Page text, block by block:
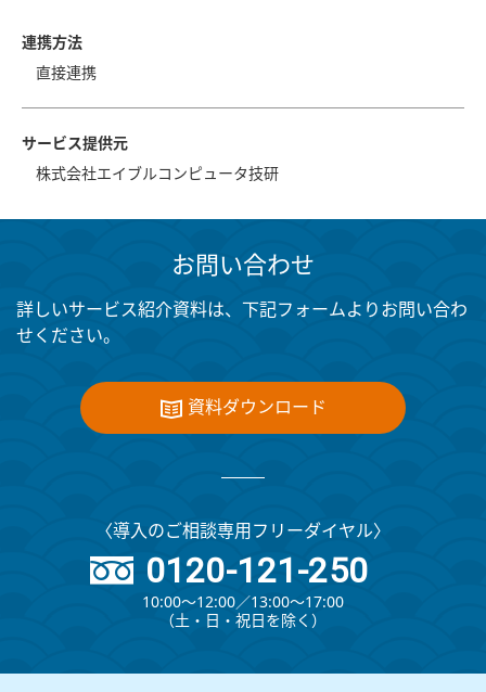
連携方法
直接連携
サービス提供元
株式会社エイブルコンピュータ技研
お問い合わせ
詳しいサービス紹介資料は、下記フォームよりお問い合わ
せください。
資料ダウンロード
〈導入のご相談専用フリーダイヤル〉
0120-121-250
10:00～12:00∕13:00～17:00
（⼟・⽇・祝⽇を除く）